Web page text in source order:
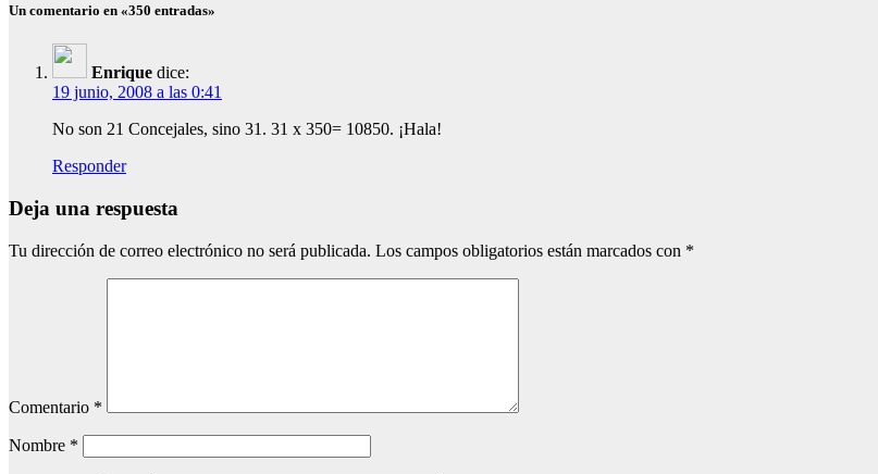
Un comentario en «350 entradas»
Enrique dice:
19 junio, 2008 a las 0:41
No son 21 Concejales, sino 31. 31 x 350= 10850. ¡Hala!
Responder
Deja una respuesta
Tu dirección de correo electrónico no será publicada. Los campos obligatorios están marcados con *
Comentario *
Nombre *